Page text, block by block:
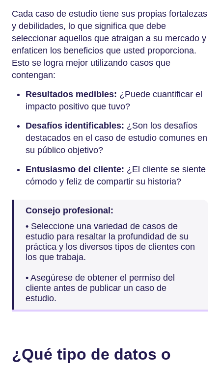
Cada caso de estudio tiene sus propias fortalezas
y debilidades, lo que significa que debe
seleccionar aquellos que atraigan a su mercado y
enfaticen los beneficios que usted proporciona.
Esto se logra mejor utilizando casos que
contengan:
Resultados medibles: ¿Puede cuantificar el
impacto positivo que tuvo?
Desafíos identificables: ¿Son los desafíos
destacados en el caso de estudio comunes en
su público objetivo?
Entusiasmo del cliente: ¿El cliente se siente
cómodo y feliz de compartir su historia?
Consejo profesional:
• Seleccione una variedad de casos de
estudio para resaltar la profundidad de su
práctica y los diversos tipos de clientes con
los que trabaja.
• Asegúrese de obtener el permiso del
cliente antes de publicar un caso de
estudio.
¿Qué tipo de datos o